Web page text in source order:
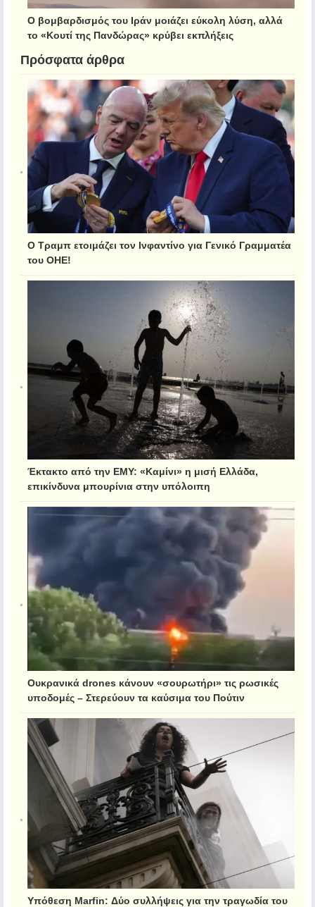
Ο βομβαρδισμός του Ιράν μοιάζει εύκολη λύση, αλλά
το «Κουτί της Πανδώρας» κρύβει εκπλήξεις
Πρόσφατα άρθρα
Ο Τραμπ ετοιμάζει τον Ινφαντίνο για Γενικό Γραμματέα
του ΟΗΕ!
Έκτακτο από την ΕΜΥ: «Καμίνι» η μισή Ελλάδα,
επικίνδυνα μπουρίνια στην υπόλοιπη
Ουκρανικά drones κάνουν «σουρωτήρι» τις ρωσικές
υποδομές – Στερεύουν τα καύσιμα του Πούτιν
Υπόθεση Marfin: Δύο συλλήψεις για την τραγωδία του